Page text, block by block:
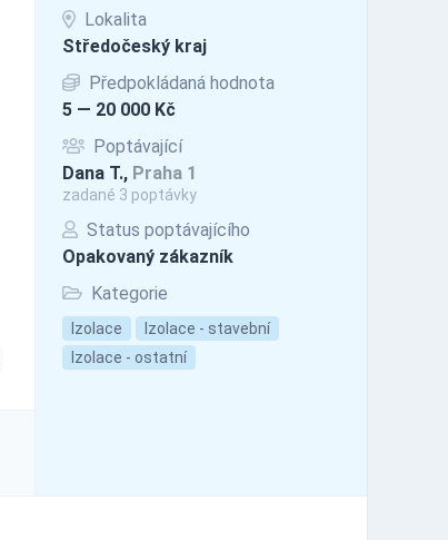
Lokalita
Středočeský kraj
Předpokládaná hodnota
5 — 20 000 Kč
Poptávající
Dana T., Praha 1
zadané 3 poptávky
Status poptávajícího
Opakovaný zákazník
Kategorie
Izolace
Izolace - stavební
Izolace - ostatní